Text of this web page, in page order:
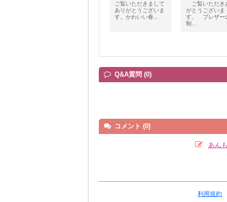
ご覧いただきまして
ありがとうございま
す。かわいい春...
ご覧いただき
がとうございま
す。 ブレザー
制...
Q&A質問 (0)
コメント (0)
あん
利用規約